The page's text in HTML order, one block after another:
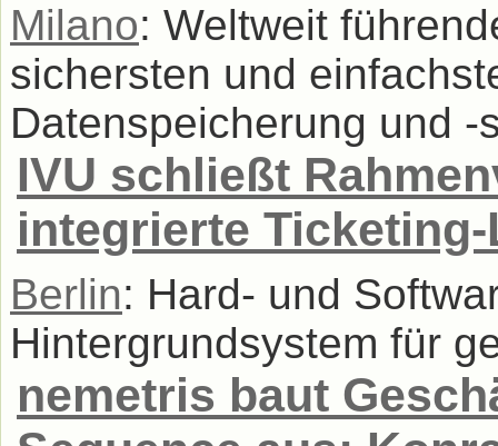
Milano: Weltweit
sichersten und
Datenspeicherung und -
IVU schließt
integrierte
Berlin: Hard- und
Hintergrundsystem für
nemetris baut